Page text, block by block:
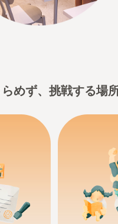
めず、挑戦する場